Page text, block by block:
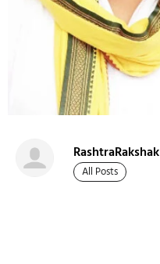
RashtraRakshak
All Posts